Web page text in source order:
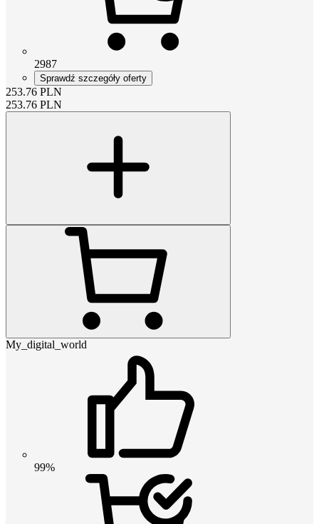
2987
Sprawdź szczegóły oferty
253.76 PLN
253.76 PLN
My_digital_world
99%